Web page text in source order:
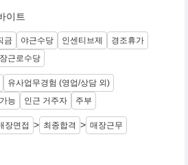
이트
금 야근수당 인센티브제
경조휴가
근로수당
유사업무경험 (영업/상담 외)
능
인근 거주자 주부
장면접 > 최종합격 > 매장근무